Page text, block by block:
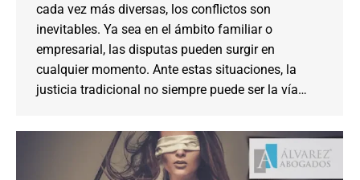
cada vez más diversas, los conflictos son
inevitables. Ya sea en el ámbito familiar o
empresarial, las disputas pueden surgir en
cualquier momento. Ante estas situaciones, la
justicia tradicional no siempre puede ser la vía…